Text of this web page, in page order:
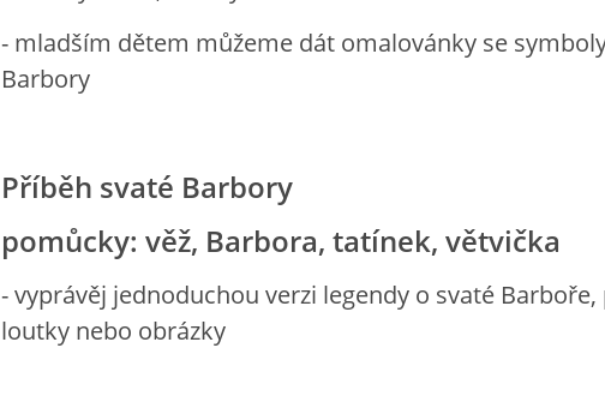
- mladším dětem můžeme dát omalovánky se
Barbory
Příběh svaté Barbory
pomůcky: věž, Barbora, tatínek, větvička
- vyprávěj jednoduchou verzi legendy o svaté
loutky nebo obrázky